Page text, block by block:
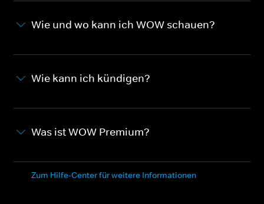
Wie und wo kann ich WOW schauen?
Wie kann ich kündigen?
Was ist WOW Premium?
Zum Hilfe-Center für weitere Informationen